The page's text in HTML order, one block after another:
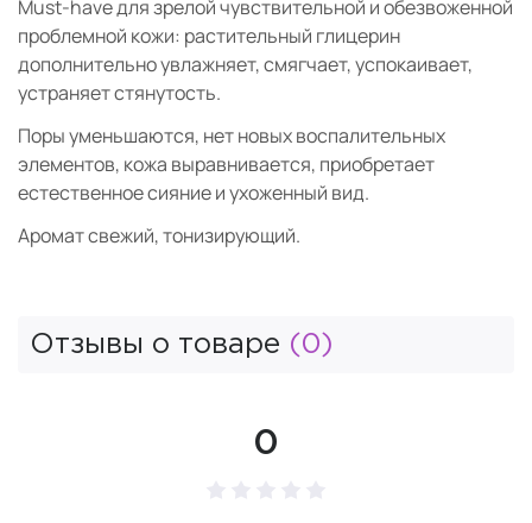
Must-have для зрелой чувствительной и обезвоженной
проблемной кожи: растительный глицерин
дополнительно увлажняет, смягчает, успокаивает,
устраняет стянутость.
Поры уменьшаются, нет новых воспалительных
элементов, кожа выравнивается, приобретает
естественное сияние и ухоженный вид.
Аромат свежий, тонизирующий.
Отзывы о товаре (0)
0